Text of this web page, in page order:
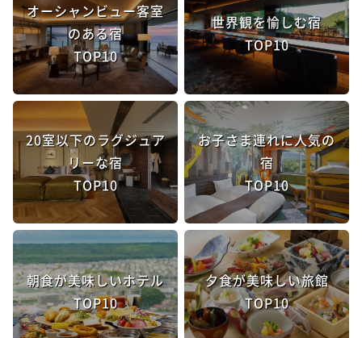
オーシャンビュー客室
のある宿
TOP10
世界観を愉しむ宿
TOP10
20室以下のラグジュア
リーな宿
TOP10
お子さま連れに人気の
宿
TOP10
朝食が美味しいホテル
TOP10
夕食が美味しい旅館
TOP10